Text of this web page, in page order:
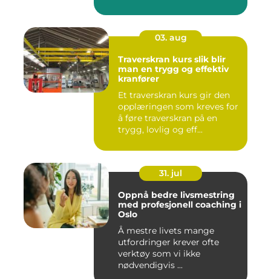
03. aug
Traverskran kurs slik blir
man en trygg og effektiv
kranfører
Et traverskran kurs gir den
opplæringen som kreves for
å føre traverskran på en
trygg, lovlig og eff...
31. jul
Oppnå bedre livsmestring
med profesjonell coaching i
Oslo
Å mestre livets mange
utfordringer krever ofte
verktøy som vi ikke
nødvendigvis ...